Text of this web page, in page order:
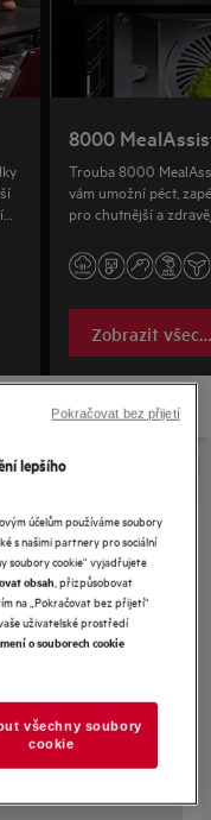
8000
Trouba 8000
vám umožní péct,
pro chutnější a
Zobrazit
lepšího
účelům používáme soubory
s našimi partnery pro sociální
soubory cookie“ vyjadřujete
obsah, přizpůsobovat
na „Pokračovat bez přijetí“
uživatelské prostředí
o souborech cookie
všechny soubory
cookie
Pokračovat bez přijetí